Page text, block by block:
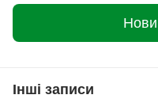
Інші записи